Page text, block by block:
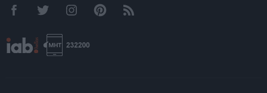
FacebookTwitter InstagramPinterestRSS feeds